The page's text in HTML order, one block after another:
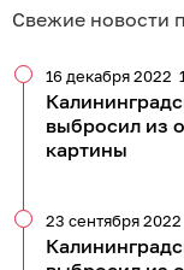
Свежие новости
выбросил из
картины
16 декабря 2022
23 сентября 2022